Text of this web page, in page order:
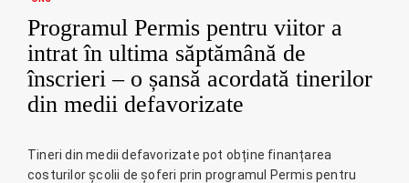
Programul Permis pentru viitor a
intrat în ultima săptămână de
înscrieri – o șansă acordată tinerilor
din medii defavorizate
Tineri din medii defavorizate pot obține finanțarea
costurilor școlii de șoferi prin programul Permis pentru